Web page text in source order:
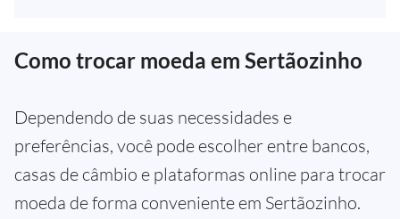
Como trocar moeda em Sertãozinho
Dependendo de suas necessidades e
preferências, você pode escolher entre bancos,
casas de câmbio e plataformas online para trocar
moeda de forma conveniente em Sertãozinho.